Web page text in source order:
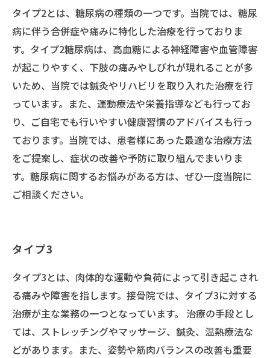
タイプ2とは、糖尿病の種類の一つです。当院では、糖尿
病に伴う合併症や痛みに特化した治療を行っておりま
す。タイプ2糖尿病は、高血糖による神経障害や血管障害
が起こりやすく、下肢の痛みやしびれが現れることが多
いため、当院では鍼灸やリハビリを取り入れた治療を行
っています。また、運動療法や栄養指導なども行ってお
り、ご自宅でも行いやすい健康習慣のアドバイスも行っ
ております。当院では、患者様にあった最適な治療方法
をご提案し、症状の改善や予防に取り組んでまいりま
す。糖尿病に関するお悩みがある方は、ぜひ一度当院に
ご相談ください。
タイプ3
タイプ3とは、肉体的な運動や負荷によって引き起こされ
る痛みや障害を指します。接骨院では、タイプ3に対する
治療が主な業務の一つとなっています。 治療の手段とし
ては、ストレッチングやマッサージ、鍼灸、温熱療法な
どがあります。また、姿勢や筋肉バランスの改善も重要